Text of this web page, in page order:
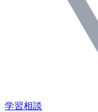
学習相談